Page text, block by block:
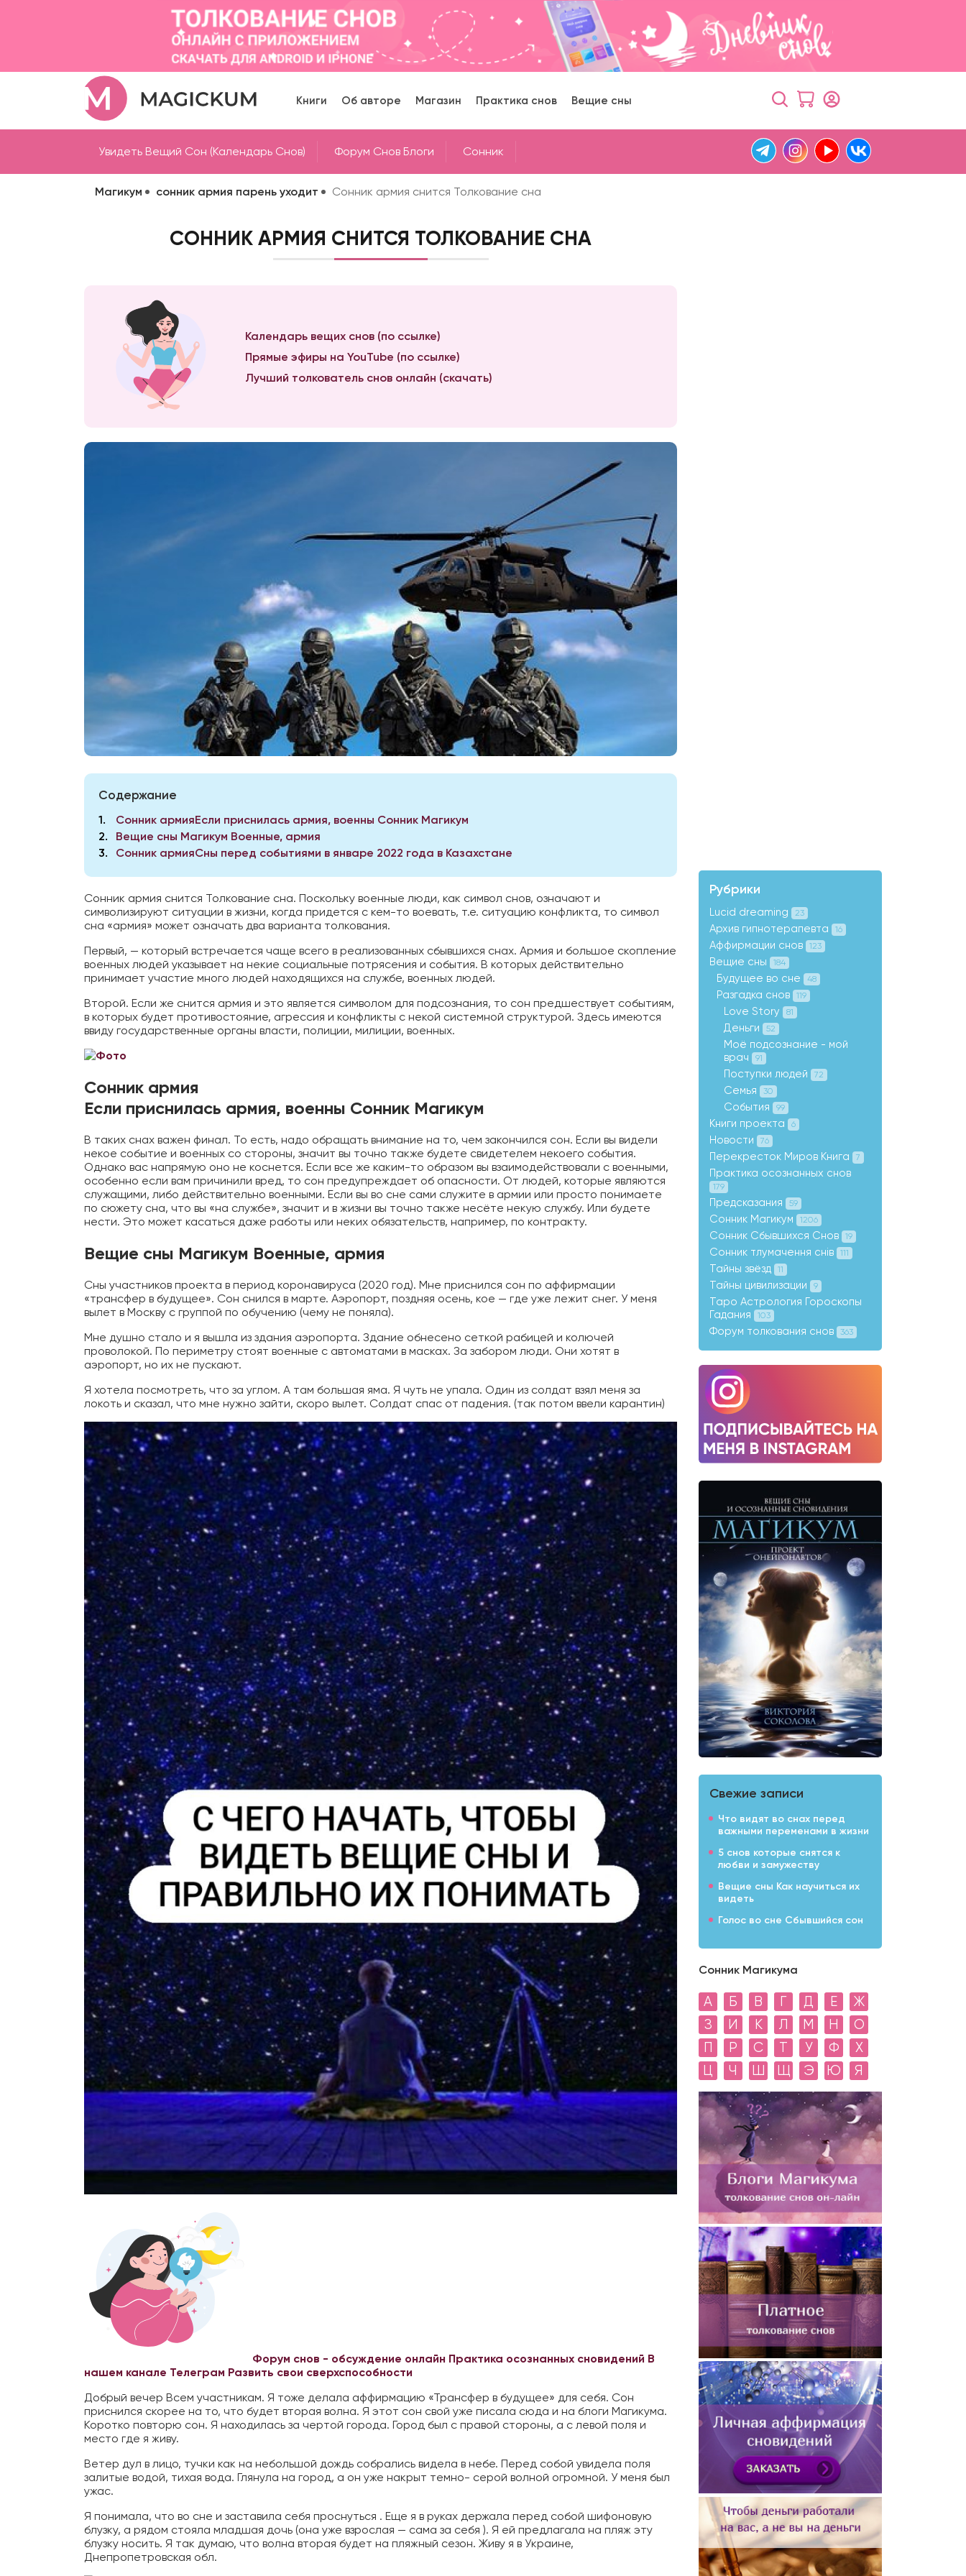
Книги Об авторе Магазин Практика снов Вещие сны
Увидеть Вещий Сон (Календарь Снов) Форум Снов Блоги Cонник
Магикум сонник армия парень уходит Сонник армия снится Толкование сна
СОННИК АРМИЯ СНИТСЯ ТОЛКОВАНИЕ СНА
Календарь вещих снов (по ссылке)
Прямые эфиры на YouTube (по ссылке)
Лучший толкователь снов онлайн (скачать)
Содержание
1
Сонник армияЕсли приснилась армия, военны Сонник Магикум
2
Вещие сны Магикум Военные, армия
3
Сонник армияСны перед событиями в январе 2022 года в Казахстане
Сонник армия снится Толкование сна. Поскольку военные люди, как символ снов, означают и
символизируют ситуации в жизни, когда придется с кем-то воевать, т.е. ситуацию конфликта, то символ
сна «армия» может означать два варианта толкования.
Первый, — который встречается чаще всего в реализованных сбывшихся снах. Армия и большое скопление
военных людей указывает на некие социальные потрясения и события. В которых действительно
принимает участие много людей находящихся на службе, военных людей.
Второй. Если же снится армия и это является символом для подсознания, то сон предшествует событиям,
в которых будет противостояние, агрессия и конфликты с некой системной структурой. Здесь имеются
ввиду государственные органы власти, полиции, милиции, военных.
Сонник армия
Если приснилась армия, военны Сонник Магикум
В таких снах важен финал. То есть, надо обращать внимание на то, чем закончился сон. Если вы видели
некое событие и военных со стороны, значит вы точно также будете свидетелем некоего события.
Однако вас напрямую оно не коснется. Если все же каким-то образом вы взаимодействовали с военными,
особенно если вам причинили вред, то сон предупреждает об опасности. От людей, которые являются
служащими, либо действительно военными. Если вы во сне сами служите в армии или просто понимаете
по сюжету сна, что вы «на службе», значит и в жизни вы точно также несёте некую службу. Или будете
нести. Это может касаться даже работы или неких обязательств, например, по контракту.
Вещие сны Магикум Военные, армия
Сны участников проекта в период коронавируса (2020 год). Мне приснился сон по аффирмации
«трансфер в будущее». Сон снился в марте. Аэропорт, поздняя осень, кое — где уже лежит снег. У меня
вылет в Москву с группой по обучению (чему не поняла).
Мне душно стало и я вышла из здания аэропорта. Здание обнесено сеткой рабицей и колючей
проволокой. По периметру стоят военные с автоматами в масках. За забором люди. Они хотят в
аэропорт, но их не пускают.
Я хотела посмотреть, что за углом. А там большая яма. Я чуть не упала. Один из солдат взял меня за
локоть и сказал, что мне нужно зайти, скоро вылет. Солдат спас от падения. (так потом ввели карантин)
Форум снов - обсуждение онлайн Практика осознанных сновидений В
нашем канале Телеграм Развить свои сверхспособности
Добрый вечер Всем участникам. Я тоже делала аффирмацию «Трансфер в будущее» для себя. Сон
приснился скорее на то, что будет вторая волна. Я этот сон свой уже писала сюда и на блоги Магикума.
Коротко повторю сон. Я находилась за чертой города. Город был с правой стороны, а с левой поля и
место где я живу.
Ветер дул в лицо, тучки как на небольшой дождь собрались видела в небе. Перед собой увидела поля
залитые водой, тихая вода. Глянула на город, а он уже накрыт темно- серой волной огромной. У меня был
ужас.
Я понимала, что во сне и заставила себя проснуться . Еще я в руках держала перед собой шифоновую
блузку, а рядом стояла младшая дочь (она уже взрослая — сама за себя ). Я ей предлагала на пляж эту
блузку носить. Я так думаю, что волна вторая будет на пляжный сезон. Живу я в Украине,
Днепропетровская обл.
Рубрики
Lucid dreaming 23
Архив гипнотерапевта 16
Аффирмации снов 123
Вещие сны 184
Будущее во сне 48
Разгадка снов 119
Love Story 81
Деньги 52
Моё подсознание - мой
врач
91
Поступки людей 72
Семья 30
События 99
Книги проекта 6
Новости 76
Перекресток Миров Книга 7
Практика осознанных снов
179
Предсказания 59
Сонник Магикум 1206
Сонник Сбывшихся Снов 19
Сонник тлумачення снів 111
Тайны звёзд 11
Тайны цивилизации 9
Таро Астрология Гороскопы
Гадания
103
Форум толкования снов 363
Свежие записи
Что видят во снах перед
важными переменами в жизни
5 снов которые снятся к
любви и замужеству
Вещие сны Как научиться их
видеть
Голос во сне Сбывшийся сон
Сонник Магикума
А Б В Г Д Е
Ж
З
И К Л М Н
О
П
Р С Т У Ф
Х
Ц
Ч Ш Щ Э Ю Я